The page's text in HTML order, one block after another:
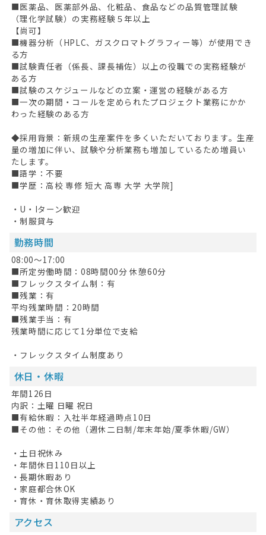
HOME
無料会員登録
ログイン
キープした求人
最近見た求人
お問い合わせ
掲載希望の方へ
■医薬品、医薬部外品、化粧品、食品などの品質管理試験
（理化学試験）の実務経験５年以上
【尚可】
■機器分析（HPLC、ガスクロマトグラフィー等）が使用でき
る方
■試験責任者（係長、課長補佐）以上の役職での実務経験が
ある方
■試験のスケジュールなどの立案・運営の経験がある方
■一次の期間・コールを定められたプロジェクト業務にかか
わった経験のある方
◆採用背景：新規の生産案件を多くいただいております。生産
量の増加に伴い、試験や分析業務も増加しているため増員い
たします。
■語学：不要
■学歴：高校 専修 短大 高専 大学 大学院]
・U・Iターン歓迎
・制服貸与
勤務時間
08:00～17:00
■所定労働時間：08時間00分 休憩60分
■フレックスタイム制：有
■残業：有
平均残業時間：20時間
■残業手当：有
残業時間に応じて1分単位で支給
・フレックスタイム制度あり
休日・休暇
年間126日
内訳：土曜 日曜 祝日
■有給休暇：入社半年経過時点10日
■その他：その他（週休二日制/年末年始/夏季休暇/GW）
・土日祝休み
・年間休日110日以上
・長期休暇あり
・家庭都合休OK
・育休・育休取得実績あり
アクセス